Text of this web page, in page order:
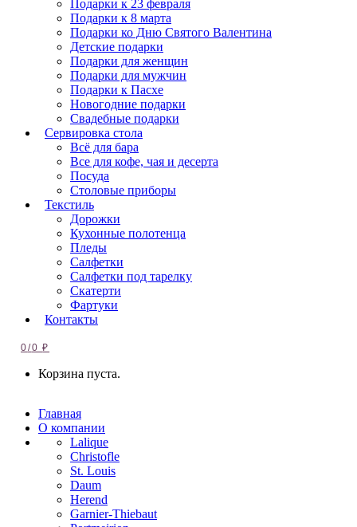
Подарки к 23 февраля
Подарки к 8 марта
Подарки ко Дню Святого Валентина
Детские подарки
Подарки для женщин
Подарки для мужчин
Подарки к Пасхе
Новогодние подарки
Свадебные подарки
Сервировка стола
Всё для бара
Все для кофе, чая и десерта
Посуда
Столовые приборы
Текстиль
Дорожки
Кухонные полотенца
Пледы
Салфетки
Салфетки под тарелку
Скатерти
Фартуки
Контакты
0/0₽
Корзина пуста.
Главная
О компании
Lalique
Christofle
St. Louis
Daum
Herend
Garnier-Thiebaut